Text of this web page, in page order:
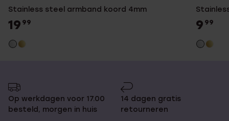
Stainless steel armband koord 4mm
19 99 9 99
Op werkdagen voor 17.00
besteld, morgen in huis
14 dagen gratis
retourneren